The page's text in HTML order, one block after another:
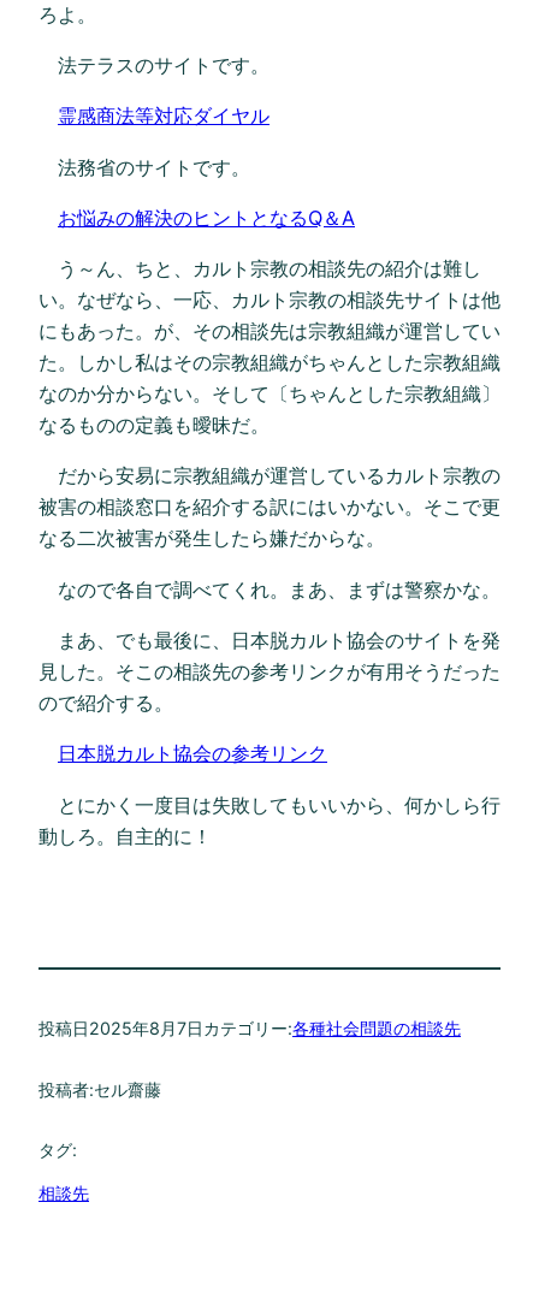
ろよ。
法テラスのサイトです。
霊感商法等対応ダイヤル
法務省のサイトです。
お悩みの解決のヒントとなるQ＆A
う～ん、ちと、カルト宗教の相談先の紹介は難し
い。なぜなら、一応、カルト宗教の相談先サイトは他
にもあった。が、その相談先は宗教組織が運営してい
た。しかし私はその宗教組織がちゃんとした宗教組織
なのか分からない。そして〔ちゃんとした宗教組織〕
なるものの定義も曖昧だ。
だから安易に宗教組織が運営しているカルト宗教の
被害の相談窓口を紹介する訳にはいかない。そこで更
なる二次被害が発生したら嫌だからな。
なので各自で調べてくれ。まあ、まずは警察かな。
まあ、でも最後に、日本脱カルト協会のサイトを発
見した。そこの相談先の参考リンクが有用そうだった
ので紹介する。
日本脱カルト協会の参考リンク
とにかく一度目は失敗してもいいから、何かしら行
動しろ。自主的に！
投稿日2025年8月7日カテゴリー:各種社会問題の相談先
投稿者:セル齋藤
タグ:
相談先